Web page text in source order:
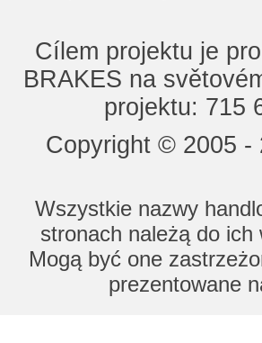
Cílem projektu je
BRAKES na
projektu: 715
Copyright © 2005 -
Wszystkie nazwy
stronach należą do ich
Mogą być one
prezentowane